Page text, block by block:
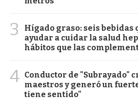
3
Hígado graso: seis bebidas
ayudar a cuidar la salud
hábitos que las
4 Conductor de "Subrayado"
maestros y generó un
tiene sentido"